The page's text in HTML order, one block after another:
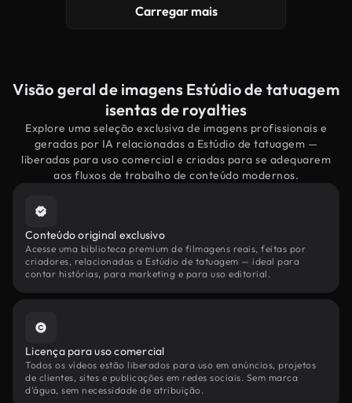
Carregar mais
Visão geral de imagens Estúdio de tatuagem
isentas de royalties
Explore uma seleção exclusiva de imagens profissionais e
geradas por IA relacionadas a Estúdio de tatuagem —
liberadas para uso comercial e criadas para se adequarem
aos fluxos de trabalho de conteúdo modernos.
Conteúdo original exclusivo
Acesse uma biblioteca premium de filmagens reais, feitas por
criadores, relacionadas a Estúdio de tatuagem — ideal para
contar histórias, para marketing e para uso editorial.
Licença para uso comercial
Todos os vídeos estão liberados para uso em anúncios, projetos
de clientes, sites e publicações em redes sociais. Sem marca
d'água, sem necessidade de atribuição.